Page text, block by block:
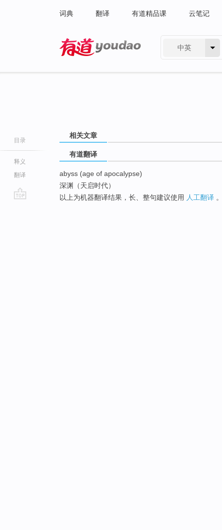
词典 翻译 有道精品课 云笔记
中英
目录
释义
翻译
相关文章
有道翻译
abyss (age of apocalypse)
深渊（天启时代）
以上为机器翻译结果，长、整句建议使用 人工翻译